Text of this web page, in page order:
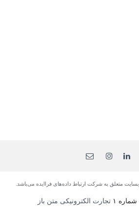
متعلق به شرکت ارتباط داده‌های فرا‌ایده می‌باشد.
شماره ۱ تجارت الکترونیکی متن باز